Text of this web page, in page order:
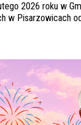
2026 roku w
w Pisarzowicach